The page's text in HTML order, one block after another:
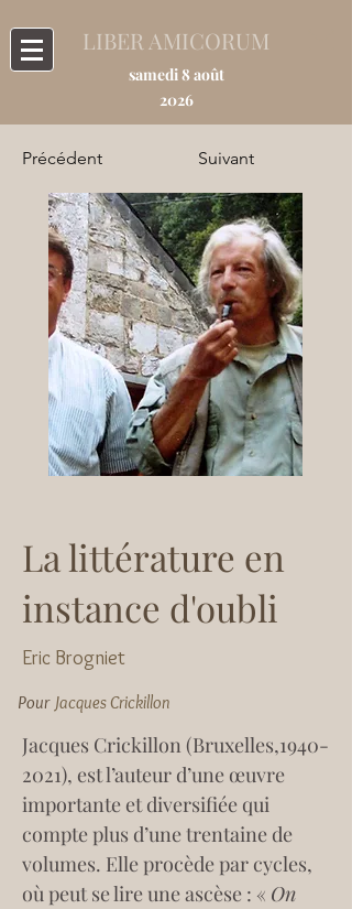
LIBER AMICORUM
samedi 8 août
2026
Précédent Suivant
La littérature en
instance d'oubli
Eric Brogniet
Pour Jacques Crickillon
Jacques Crickillon (Bruxelles,1940-
2021), est l’auteur d’une œuvre
importante et diversifiée qui
compte plus d’une trentaine de
volumes. Elle procède par cycles,
où peut se lire une ascèse : « On